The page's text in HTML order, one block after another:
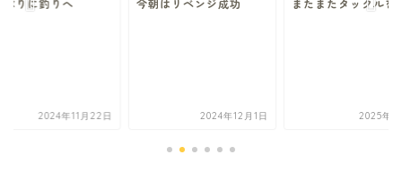
ぶりに釣りへ
2024年11月22日
今朝はリベンジ成功
2024年12月1日
またまたタックルを
2025年2